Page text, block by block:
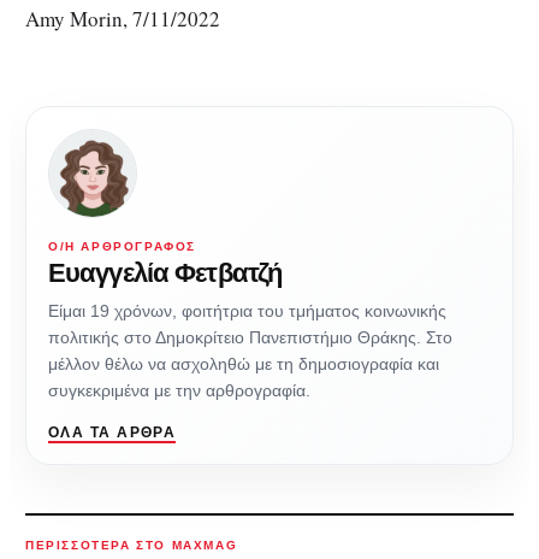
Amy Morin, 7/11/2022
Ο/Η ΑΡΘΡΟΓΡΆΦΟΣ
Ευαγγελία Φετβατζή
Είμαι 19 χρόνων, φοιτήτρια του τμήματος κοινωνικής
πολιτικής στο Δημοκρίτειο Πανεπιστήμιο Θράκης. Στο
μέλλον θέλω να ασχοληθώ με τη δημοσιογραφία και
συγκεκριμένα με την αρθρογραφία.
ΌΛΑ ΤΑ ΆΡΘΡΑ
ΠΕΡΙΣΣΌΤΕΡΑ ΣΤΟ MAXMAG